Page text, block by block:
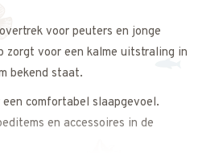
voor peuters en jonge
zorgt voor een kalme uitstraling in
bekend staat.
comfortabel slaapgevoel.
en accessoires in de